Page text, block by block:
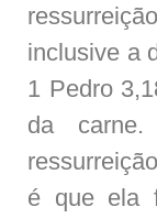
inclusive a
1 Pedro
da
é que ela